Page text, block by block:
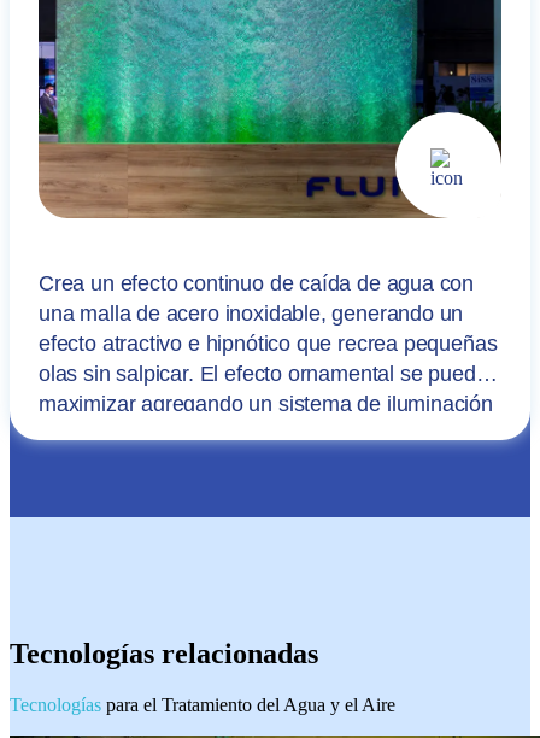
Crea un efecto continuo de caída de agua con
una malla de acero inoxidable, generando un
efecto atractivo e hipnótico que recrea pequeñas
olas sin salpicar. El efecto ornamental se puede
maximizar agregando un sistema de iluminación
o proyección digital.
Tecnologías relacionadas
Tecnologías para el Tratamiento del Agua y el Aire